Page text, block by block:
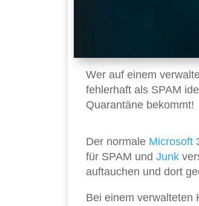
Wer auf einem
fehlerhaft als SPAM
Quarantäne bekommt!
Der normale Microsoft
für SPAM und Junk
auftauchen und dort
Bei einem verwalteten